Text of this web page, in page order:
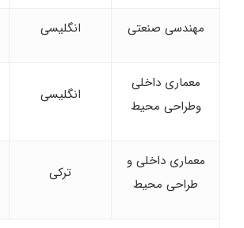
انگلیسی مهندسی صنعتی
انگلیسی
معماری داخلی
وطراحی محیط
ترکی
معماری داخلی و
طراحی محیط